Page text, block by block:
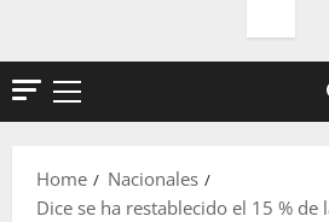
Primary
Home
Nacionales
Dice se ha restablecido el 15 % de